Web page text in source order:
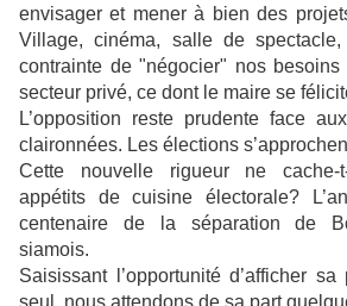
envisager et mener à bien des
Village, cinéma, salle de
contrainte de "négocier" nos
secteur privé, ce dont le maire se
L’opposition reste prudente face
claironnées. Les élections
Cette nouvelle rigueur ne cache-
appétits de cuisine électorale?
centenaire de la séparation de
siamois.
Saisissant l’opportunité d’afficher